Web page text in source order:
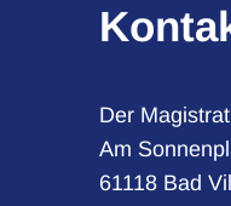
Der
Am
61118 Bad